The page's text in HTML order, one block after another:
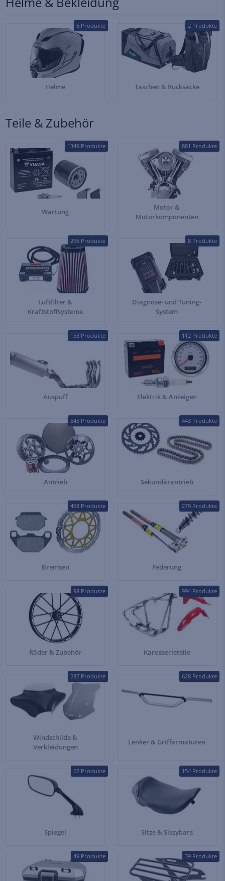
6 Produkte
Helme
2 Produkte
Taschen & Rucksäcke
Teile & Zubehör
1349 Produkte
Wartung
881 Produkte
Motor &
Motorkomponenten
296 Produkte
Luftfilter &
Kraftstoffsysteme
8 Produkte
Diagnose- und Tuning-
System
153 Produkte
Auspuff
112 Produkte
Elektrik & Anzeigen
545 Produkte
Antrieb
443 Produkte
Sekundärantrieb
468 Produkte
Bremsen
279 Produkte
Federung
98 Produkte
Räder & Zubehör
994 Produkte
Karosserieteile
287 Produkte
Windschilde &
Verkleidungen
628 Produkte
Lenker & Griffarmaturen
62 Produkte
Spiegel
154 Produkte
Sitze & Sissybars
49 Produkte 39 Produkte